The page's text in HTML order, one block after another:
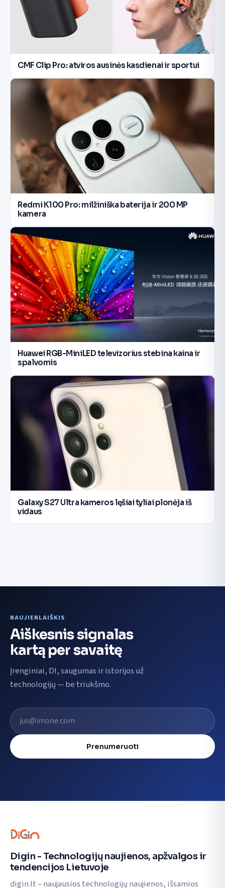
CMF Clip Pro: atviros ausinės kasdienai ir sportui
Redmi K100 Pro: milžiniška baterija ir 200 MP
kamera
Huawei RGB-MiniLED televizorius stebina kaina ir
spalvomis
Galaxy S27 Ultra kameros lęšiai tyliai plonėja iš
vidaus
NAUJIENLAIŠKIS
Aiškesnis signalas
kartą per savaitę
Įrenginiai, DI, saugumas ir istorijos už
technologijų — be triukšmo.
El. pašto adresas
Prenumeruoti
Digin - Technologijų naujienos, apžvalgos ir
tendencijos Lietuvoje
digin.lt – naujausios technologijų naujienos, išsamios